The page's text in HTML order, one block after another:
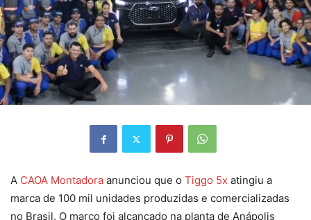
A CAOA Montadora anunciou que o Tiggo 5x atingiu a
marca de 100 mil unidades produzidas e comercializadas
no Brasil. O marco foi alcançado na planta de Anápolis